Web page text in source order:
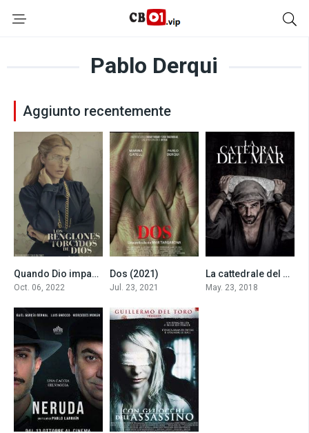
Pablo Derqui
Aggiunto recentemente
7.2
Quando Dio imparò a scrivere (2022)
Oct. 06, 2022
Dos (2021)
Jul. 23, 2021
6.5
La cattedrale del mare
May. 23, 2018